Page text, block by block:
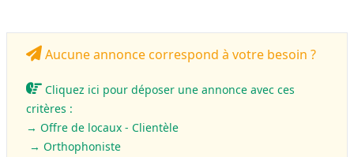
Aucune annonce correspond à votre besoin ?
Cliquez ici pour déposer une annonce avec ces
critères :
→ Offre de locaux - Clientèle
→ Orthophoniste